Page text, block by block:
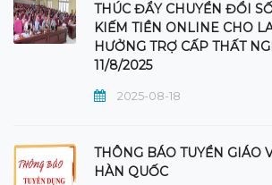
THÚC ĐẨY CHUYỂN ĐỔI
KIẾM TIỀN ONLINE CHO
HƯỞNG TRỢ CẤP THẤT
11/8/2025
2025-08-18
THÔNG BÁO TUYỂN GIÁO
HÀN QUỐC